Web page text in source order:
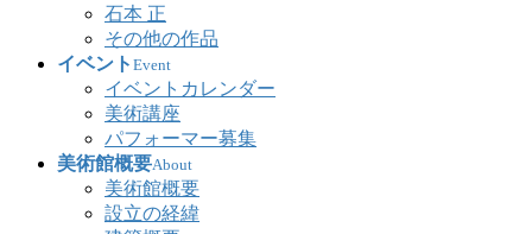
石本 正
その他の作品
イベント Event
イベントカレンダー
美術講座
パフォーマー募集
美術館概要About
美術館概要
設立の経緯